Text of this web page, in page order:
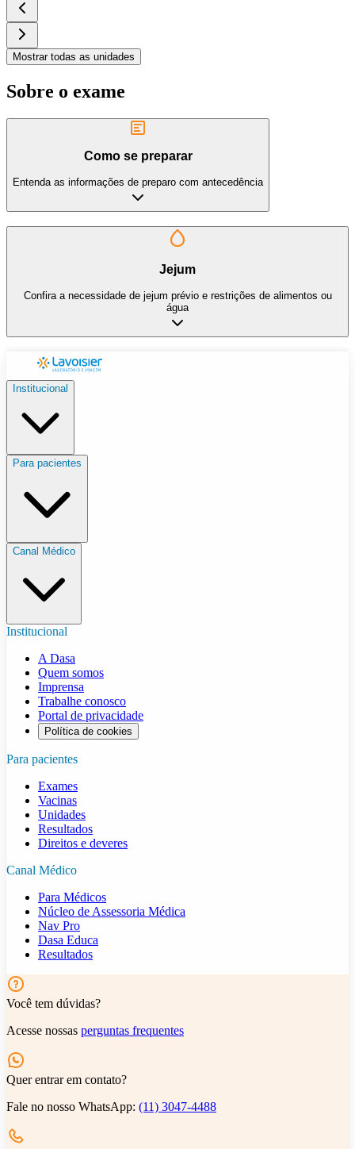
Mostrar todas as unidades
Sobre o exame
Como se preparar
Entenda as informações de preparo com antecedência
Jejum
Confira a necessidade de jejum prévio e restrições de alimentos ou
água
Institucional
Para pacientes
Canal Médico
Institucional
A Dasa
Quem somos
Imprensa
Trabalhe conosco
Portal de privacidade
Política de cookies
Para pacientes
Exames
Vacinas
Unidades
Resultados
Direitos e deveres
Canal Médico
Para Médicos
Núcleo de Assessoria Médica
Nav Pro
Dasa Educa
Resultados
Você tem dúvidas?
Acesse nossas perguntas frequentes
Quer entrar em contato?
Fale no nosso WhatsApp: (11) 3047-4488